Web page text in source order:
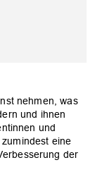
nehmen, was
und ihnen
und
eine
der